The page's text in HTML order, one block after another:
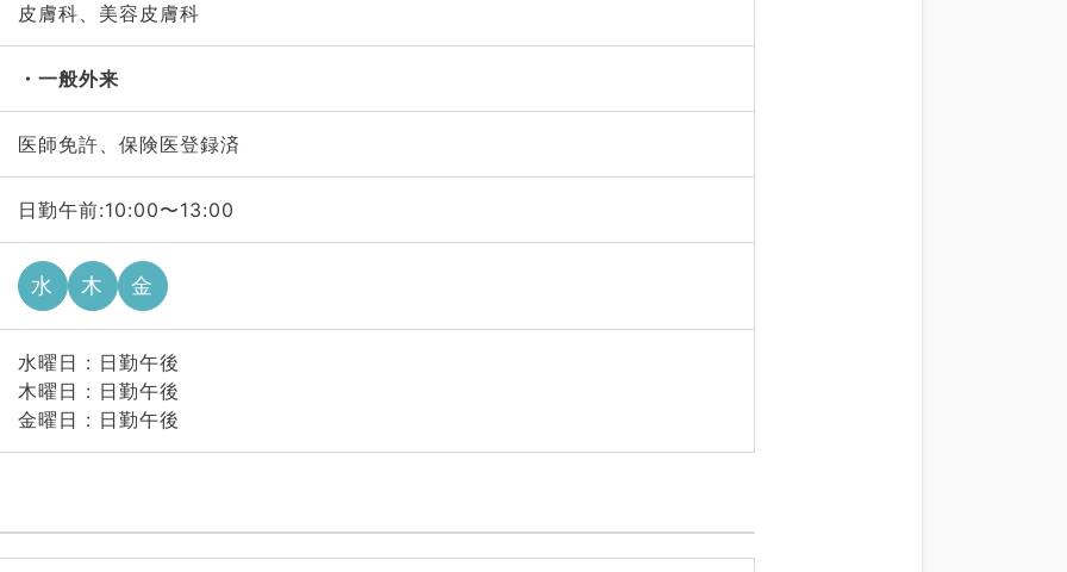
皮膚科、美容皮膚科
一般外来
医師免許、保険医登録済
日勤午前:10:00〜13:00
水 木 金
水曜日 : 日勤午後
木曜日 : 日勤午後
金曜日 : 日勤午後